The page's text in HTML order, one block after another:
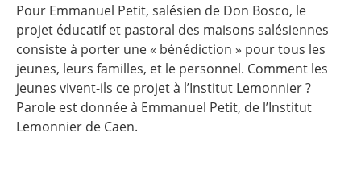
Pour Emmanuel Petit, salésien de Don Bosco, le
projet éducatif et pastoral des maisons salésiennes
consiste à porter une « bénédiction » pour tous les
jeunes, leurs familles, et le personnel. Comment les
jeunes vivent-ils ce projet à l’Institut Lemonnier ?
Parole est donnée à Emmanuel Petit, de l’Institut
Lemonnier de Caen.